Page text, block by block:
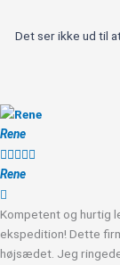
Det ser ikke ud til
Rene

Rene
Kompetent og hurtig
ekspedition! Dette
højsædet. Jeg